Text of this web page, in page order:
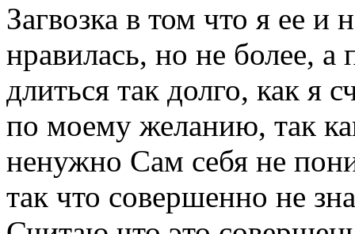
Загвозка в том что я ее и
нравилась, но не более, а
длиться так долго, как я
по моему желанию, так
ненужно Сам себя не
так что совершенно не